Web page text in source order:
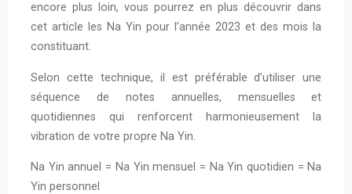
encore plus loin, vous pourrez en plus découvrir dans
cet article les Na Yin pour l’année 2023 et des mois la
constituant.
Selon cette technique, il est préférable d’utiliser une
séquence de notes annuelles, mensuelles et
quotidiennes qui renforcent harmonieusement la
vibration de votre propre Na Yin.
Na Yin annuel = Na Yin mensuel = Na Yin quotidien = Na
Yin personnel